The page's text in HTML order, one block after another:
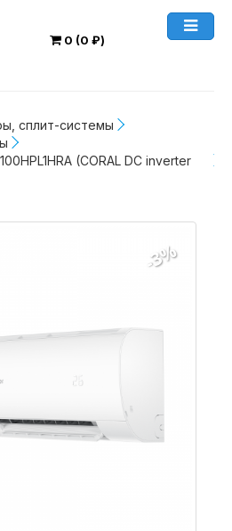
0 (0 ₽)
сплит-системы
(CORAL DC inverter
-3%